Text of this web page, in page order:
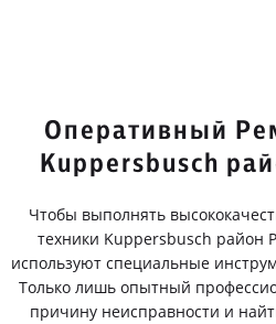
Оперативный
Kuppersbusch
Чтобы выполнять
техники Kuppersbusch район
используют специальные
Только лишь опытный
причину неисправности и